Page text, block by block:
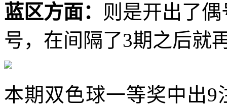
蓝区方面： 则是开出了
号，在间隔了3期之后就
本期双色球一等奖中出9